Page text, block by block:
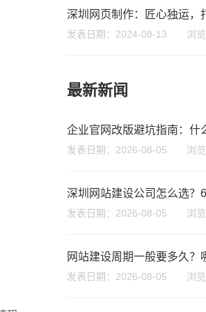
发表日期：2024-08-13 浏览
最新新闻
发表日期：2026-08-05 浏览
发表日期：2026-08-05 浏览
发表日期：2026-08-05 浏览
微信号